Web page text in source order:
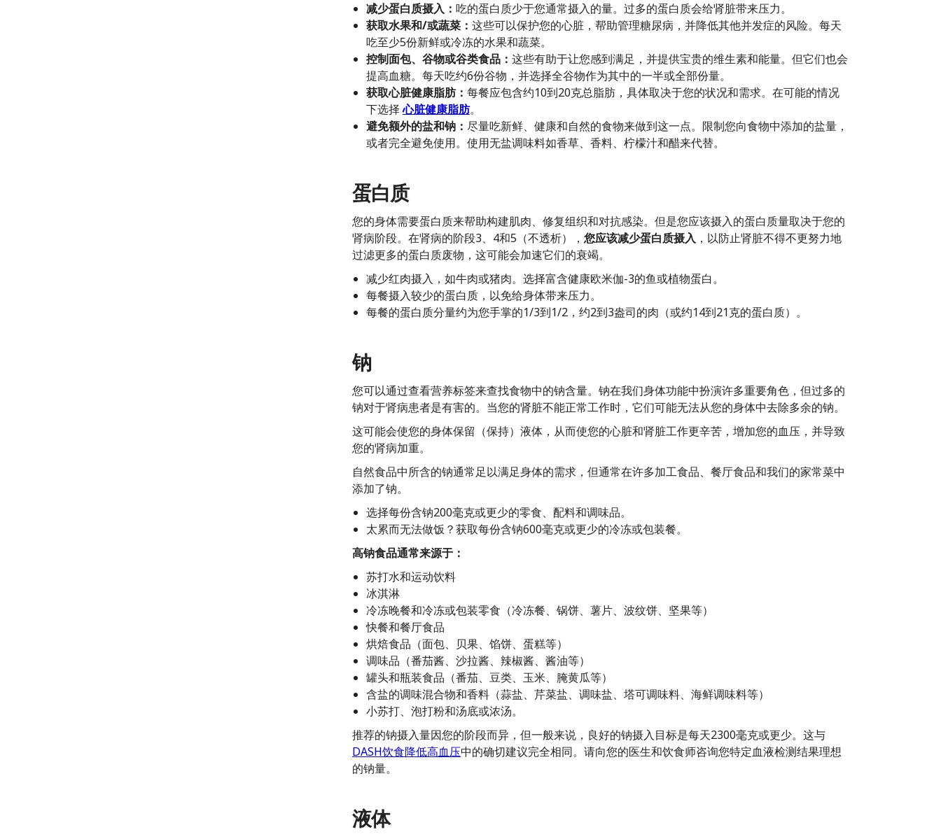
减少蛋白质摄入： 吃的蛋白质少于您通常摄入的量。过多的蛋白质会给肾脏带来压力。
获取水果和/或蔬菜： 这些可以保护您的心脏，帮助管理糖尿病，并降低其他并发症的风险。每天
吃至少5份新鲜或冷冻的水果和蔬菜。
控制面包、谷物或谷类食品： 这些有助于让您感到满足，并提供宝贵的维生素和能量。但它们也会
提高血糖。每天吃约6份谷物，并选择全谷物作为其中的一半或全部份量。
获取心脏健康脂肪： 每餐应包含约10到20克总脂肪，具体取决于您的状况和需求。在可能的情况
下选择心脏健康脂肪。
避免额外的盐和钠： 尽量吃新鲜、健康和自然的食物来做到这一点。限制您向食物中添加的盐量，
或者完全避免使用。使用无盐调味料如香草、香料、柠檬汁和醋来代替。
蛋白质
您的身体需要蛋白质来帮助构建肌肉、修复组织和对抗感染。但是您应该摄入的蛋白质量取决于您的
肾病阶段。在肾病的阶段3、4和5（不透析）， 您应该减少蛋白质摄入 ，以防止肾脏不得不更努力地
过滤更多的蛋白质废物，这可能会加速它们的衰竭。
减少红肉摄入，如牛肉或猪肉。选择富含健康欧米伽-3的鱼或植物蛋白。
每餐摄入较少的蛋白质，以免给身体带来压力。
每餐的蛋白质分量约为您手掌的1/3到1/2，约2到3盎司的肉（或约14到21克的蛋白质）。
钠
您可以通过查看营养标签来查找食物中的钠含量。钠在我们身体功能中扮演许多重要角色，但过多的
钠对于肾病患者是有害的。当您的肾脏不能正常工作时，它们可能无法从您的身体中去除多余的钠。
这可能会使您的身体保留（保持）液体，从而使您的心脏和肾脏工作更辛苦，增加您的血压，并导致
您的肾病加重。
自然食品中所含的钠通常足以满足身体的需求，但通常在许多加工食品、餐厅食品和我们的家常菜中
添加了钠。
选择每份含钠200毫克或更少的零食、配料和调味品。
太累而无法做饭？获取每份含钠600毫克或更少的冷冻或包装餐。
高钠食品通常来源于：
苏打水和运动饮料
冰淇淋
冷冻晚餐和冷冻或包装零食（冷冻餐、锅饼、薯片、波纹饼、坚果等）
快餐和餐厅食品
烘焙食品（面包、贝果、馅饼、蛋糕等）
调味品（番茄酱、沙拉酱、辣椒酱、酱油等）
罐头和瓶装食品（番茄、豆类、玉米、腌黄瓜等）
含盐的调味混合物和香料（蒜盐、芹菜盐、调味盐、塔可调味料、海鲜调味料等）
小苏打、泡打粉和汤底或浓汤。
推荐的钠摄入量因您的阶段而异，但一般来说，良好的钠摄入目标是每天2300毫克或更少。这与
DASH饮食降低高血压中的确切建议完全相同。请向您的医生和饮食师咨询您特定血液检测结果理想
的钠量。
液体